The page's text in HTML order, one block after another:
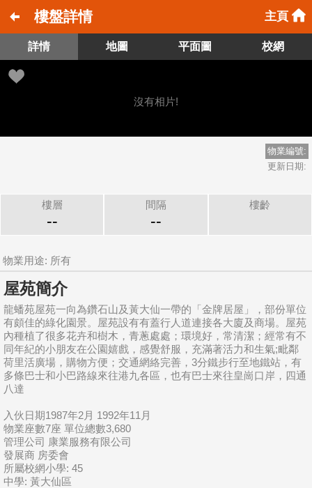
樓盤詳情 主頁
詳情 地圖 平面圖 校網
沒有相片!
物業編號:
更新日期:
樓層
--
間隔
--
樓齡
物業用途: 所有
屋苑簡介
龍蟠苑屋苑一向為鑽石山及黃大仙一帶的「金牌居屋」，部份單位
有頗佳的綠化園景。屋苑設有有蓋行人道連接各大廈及商場。屋苑
內種植了很多花卉和樹木，青蔥處處；環境好，常清潔；經常有不
同年紀的小朋友在公園嬉戲，感覺舒服，充滿著活力和生氣;毗鄰
荷里活廣場，購物方便；交通網絡完善，3分鐵步行至地鐵站，有
多條巴士和小巴路線來往港九各區，也有巴士來往皇崗口岸，四通
八達
入伙日期1987年2月 1992年11月
物業座數7座 單位總數3,680
管理公司 康業服務有限公司
發展商 房委會
所屬校網小學: 45
中學: 黃大仙區